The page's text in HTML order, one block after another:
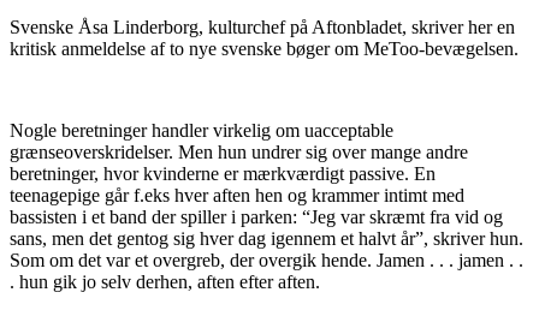
anklage
Svenske Åsa Linderborg, kulturchef på Aftonbladet, skriver her en
kritisk anmeldelse af to nye svenske bøger om MeToo-bevægelsen.
Nogle beretninger handler virkelig om uacceptable
grænseoverskridelser. Men hun undrer sig over mange andre
beretninger, hvor kvinderne er mærkværdigt passive. En
teenagepige går f.eks hver aften hen og krammer intimt med
bassisten i et band der spiller i parken: “Jeg var skræmt fra vid og
sans, men det gentog sig hver dag igennem et halvt år”, skriver hun.
Som om det var et overgreb, der overgik hende. Jamen . . . jamen . .
. hun gik jo selv derhen, aften efter aften.